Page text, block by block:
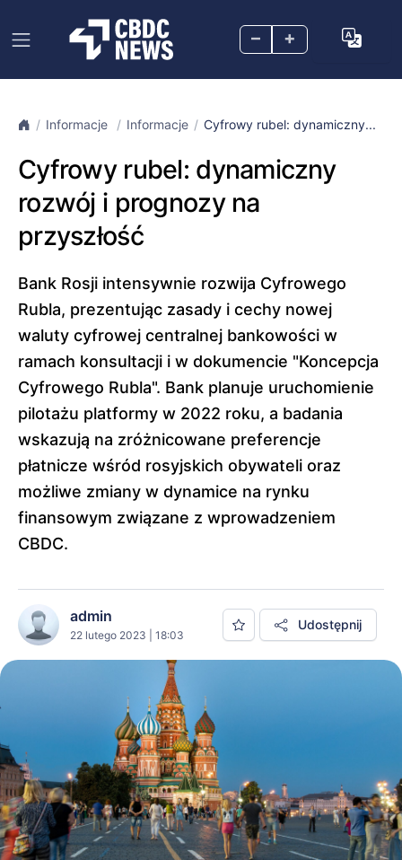
– +
Informacje Informacje Cyfrowy rubel: dynamiczny...
Cyfrowy rubel: dynamiczny
rozwój i prognozy na
przyszłość
Bank Rosji intensywnie rozwija Cyfrowego
Rubla, prezentując zasady i cechy nowej
waluty cyfrowej centralnej bankowości w
ramach konsultacji i w dokumencie "Koncepcja
Cyfrowego Rubla". Bank planuje uruchomienie
pilotażu platformy w 2022 roku, a badania
wskazują na zróżnicowane preferencje
płatnicze wśród rosyjskich obywateli oraz
możliwe zmiany w dynamice na rynku
finansowym związane z wprowadzeniem
CBDC.
admin
22 lutego 2023 | 18:03
Udostępnij